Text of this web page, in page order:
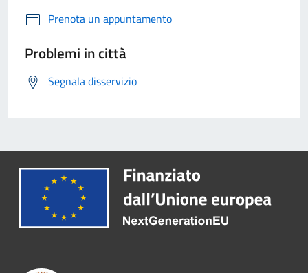
Prenota un appuntamento
Problemi in città
Segnala disservizio